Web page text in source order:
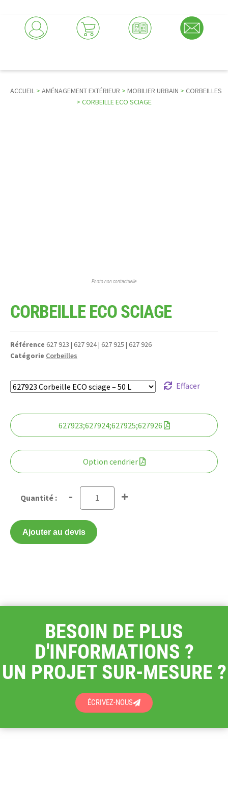
ACCUEIL> AMÉNAGEMENT EXTÉRIEUR > MOBILIER URBAIN > CORBEILLES
> CORBEILLE ECO SCIAGE
Photo non contactuelle
CORBEILLE ECO SCIAGE
Référence 627 923 | 627 924 | 627 925 | 627 926
Catégorie Corbeilles
Effacer
627923;627924;627925;627926
Option cendrier
- +
Ajouter au devis
BESOIN DE PLUS
D'INFORMATIONS ?
UN PROJET SUR-MESURE ?
ÉCRIVEZ-NOUS